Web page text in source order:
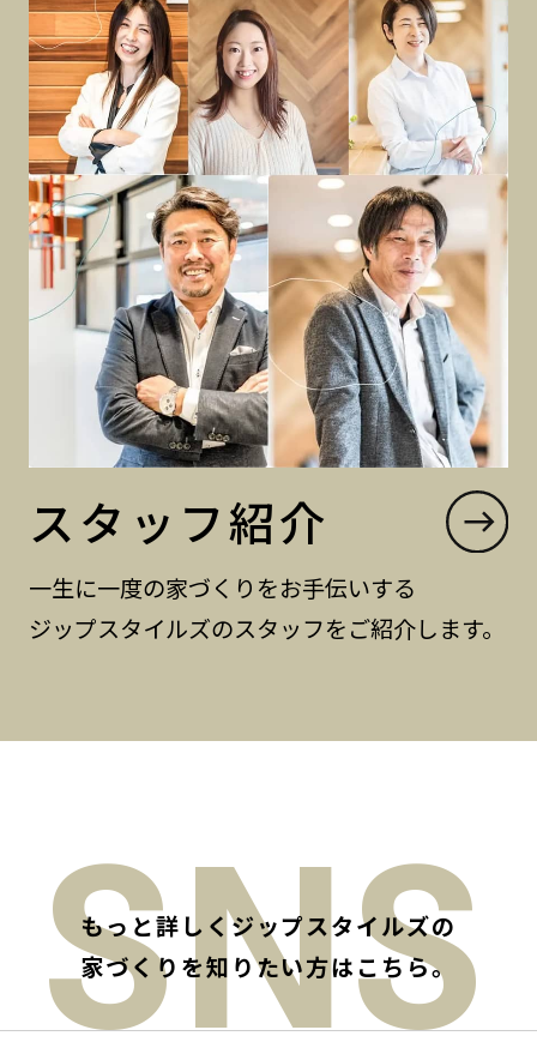
スタッフ紹介
一生に一度の家づくりをお手伝いする
ジップスタイルズのスタッフをご紹介します。
もっと詳しくジップスタイルズの
家づくりを知りたい方はこちら。
SNS